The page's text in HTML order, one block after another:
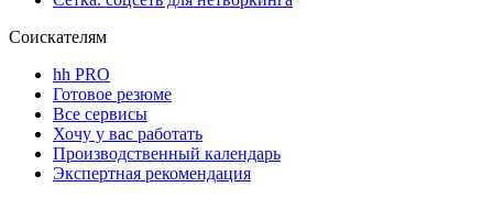
Соискателям
hh PRO
Готовое резюме
Все сервисы
Хочу у вас работать
Производственный календарь
Экспертная рекомендация